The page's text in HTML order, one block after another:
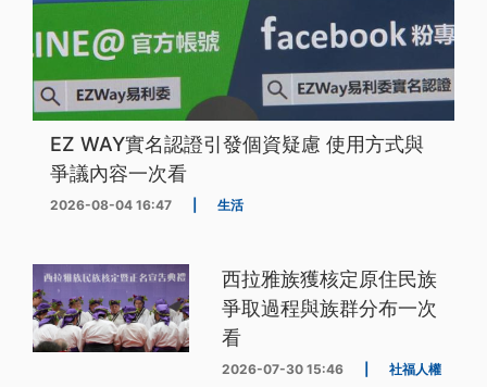
EZ WAY實名認證引發個資疑慮 使用方式與
爭議內容一次看
2026-08-04 16:47 生活
西拉雅族獲核定原住民族
爭取過程與族群分布一次
看
2026-07-30 15:46 社福人權